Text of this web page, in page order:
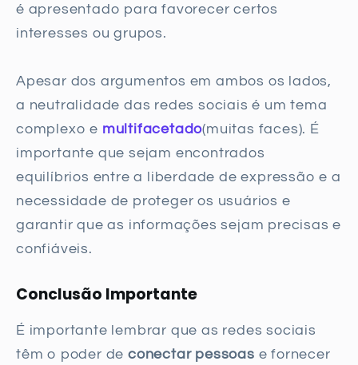
é apresentado para favorecer certos
interesses ou grupos.
Apesar dos argumentos em ambos os lados,
a neutralidade das redes sociais é um tema
complexo e multifacetado(muitas faces). É
importante que sejam encontrados
equilíbrios entre a liberdade de expressão e a
necessidade de proteger os usuários e
garantir que as informações sejam precisas e
confiáveis.
Conclusão Importante
É importante lembrar que as redes sociais
têm o poder deconectar pessoas e fornecer